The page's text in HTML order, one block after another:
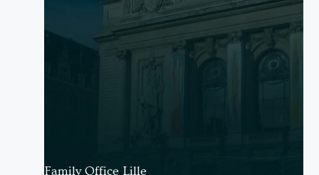
Family Office Lille